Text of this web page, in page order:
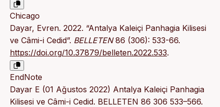
Chicago
Dayar, Evren. 2022. “Antalya Kaleiçi Panhagia Kilisesi
ve Câmi-i Cedid”. BELLETEN86 (306): 533-66.
https://doi.org/10.37879/belleten.2022.533.
EndNote
Dayar E (01 Ağustos 2022) Antalya Kaleiçi Panhagia
Kilisesi ve Câmi-i Cedid. BELLETEN 86 306 533–566.